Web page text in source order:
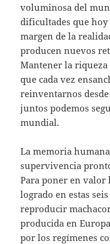
voluminosa del
dificultades que hoy
margen de la
producen nuevos
Mantener la riqueza
que cada vez
reinventarnos
juntos podemos
mundial.
La memoria
supervivencia
Para poner en valor
logrado en estas
reproducir
producida en
por los regímenes